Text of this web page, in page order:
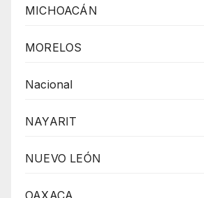
MICHOACÁN
MORELOS
Nacional
NAYARIT
NUEVO LEÓN